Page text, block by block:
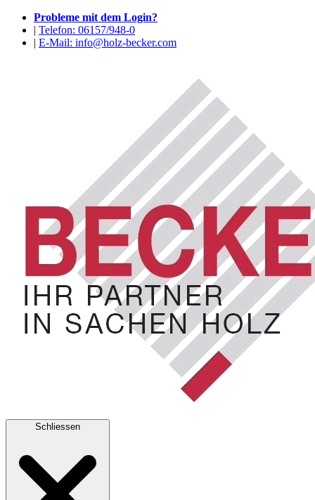
Probleme mit dem Login?
| Telefon: 06157/948-0
| E-Mail: info@holz-becker.com
Schliessen